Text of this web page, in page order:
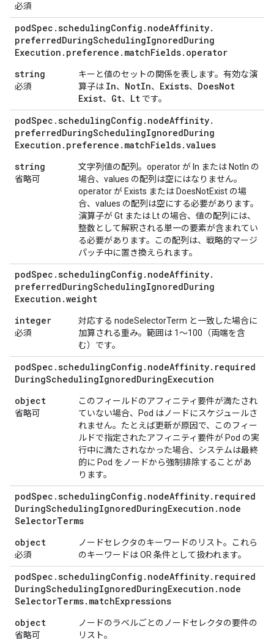
必須
podSpec .schedulingConfig . nodeAffinity.
preferredDuringSchedulingIgnoredDuring
Execution . preference . matchFields. operator
string
必須
キーと値のセットの関係を表します。有効な演
算子は In、 NotIn、 Exists、 DoesNot
Exist、 Gt、 Lt です。
podSpec .schedulingConfig . nodeAffinity.
preferredDuringSchedulingIgnoredDuring
Execution . preference . matchFields.values
string
省略可
文字列値の配列。operator が In または NotIn の
場合、values の配列は空にはなりません。
operator が Exists または DoesNotExist の場
合、values の配列は空にする必要があります。
演算子が Gt または Lt の場合、値の配列には、
整数として解釈される単一の要素が含まれてい
る必要があります。この配列は、戦略的マージ
パッチ中に置き換えられます。
podSpec .schedulingConfig . nodeAffinity.
preferredDuringSchedulingIgnoredDuring
Execution .weight
integer
必須
対応する nodeSelectorTerm と一致した場合に
加算される重み。範囲は 1～100（両端を含
む）です。
podSpec .schedulingConfig . nodeAffinity. required
DuringSchedulingIgnoredDuringExecution
object
省略可
このフィールドのアフィニティ要件が満たされ
ていない場合、Pod はノードにスケジュールさ
れません。たとえば更新が原因で、このフィー
ルドで指定されたアフィニティ要件が Pod の実
行中に満たされなかった場合、システムは最終
的に Pod をノードから強制排除することがあ
ります。
podSpec .schedulingConfig . nodeAffinity. required
DuringSchedulingIgnoredDuringExecution . node
SelectorTerms
object
必須
ノードセレクタのキーワードのリスト。これら
のキーワードは OR 条件として扱われます。
podSpec .schedulingConfig . nodeAffinity. required
DuringSchedulingIgnoredDuringExecution . node
SelectorTerms. matchExpressions
object
省略可
ノードのラベルごとのノードセレクタの要件の
リスト。